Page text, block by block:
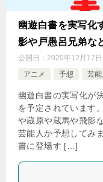
幽遊白書を実写化
影や戸愚呂兄弟な
公開日： 2020年12月17日
アニメ
予想 芸能
幽遊白書の実写化が
を予定されています
や蔵原や蔵馬や飛影
芸能人か予想してみ
書に登場す […]